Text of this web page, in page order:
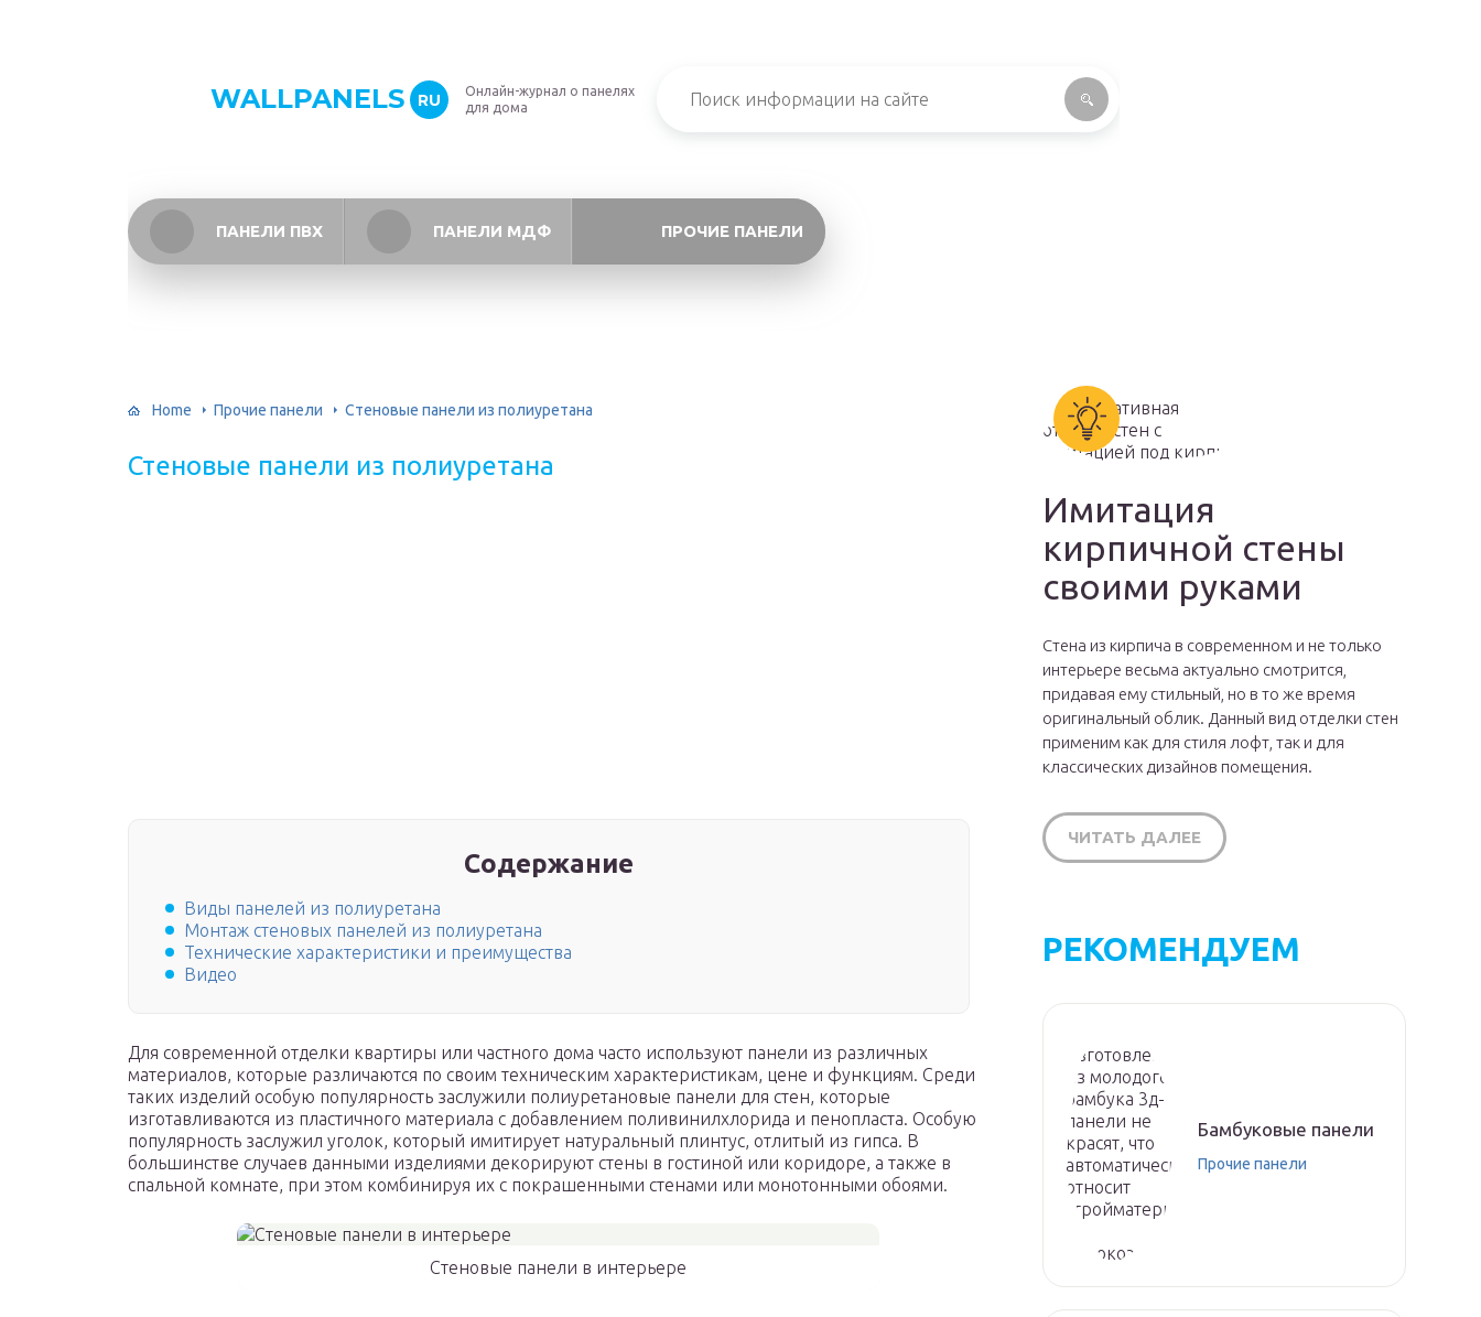
WALLPANELS RU
Онлайн-журнал о панелях
для дома
ПАНЕЛИ ПВХ ПАНЕЛИ МДФ ПРОЧИЕ ПАНЕЛИ
Home Прочие панели Стеновые панели из полиуретана
Стеновые панели из полиуретана
Содержание
Виды панелей из полиуретана
Монтаж стеновых панелей из полиуретана
Технические характеристики и преимущества
Видео
Для современной отделки квартиры или частного дома часто используют панели из различных
материалов, которые различаются по своим техническим характеристикам, цене и функциям. Среди
таких изделий особую популярность заслужили полиуретановые панели для стен, которые
изготавливаются из пластичного материала с добавлением поливинилхлорида и пенопласта. Особую
популярность заслужил уголок, который имитирует натуральный плинтус, отлитый из гипса. В
большинстве случаев данными изделиями декорируют стены в гостиной или коридоре, а также в
спальной комнате, при этом комбинируя их с покрашенными стенами или монотонными обоями.
Стеновые панели в интерьере
Имитация
кирпичной стены
своими руками
Стена из кирпича в современном и не только
интерьере весьма актуально смотрится,
придавая ему стильный, но в то же время
оригинальный облик. Данный вид отделки стен
применим как для стиля лофт, так и для
классических дизайнов помещения.
ЧИТАТЬ ДАЛЕЕ
РЕКОМЕНДУЕМ
Бамбуковые панели
Прочие панели